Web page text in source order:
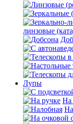
линзовые
Лупы
На